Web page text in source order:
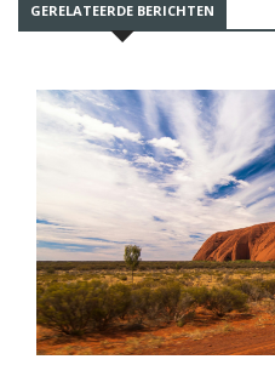
GERELATEERDE BERICHTEN